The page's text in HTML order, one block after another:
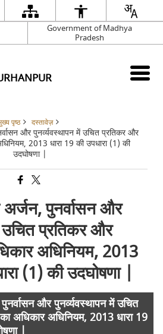
Government of Madhya
Pradesh
पृष्ठ दस्तावेज़
और पुनर्व्यवस्थापन में उचित प्रतिकर और
2013 धारा 19 की उपधारा (1) की
उदघोषणा |
अर्जन, पुनर्वासन और
उचित प्रतिकर और
अधिनियम, 2013
(1) की उदघोषणा |
और पुनर्व्यवस्थापन में उचित
अधिकार अधिनियम, 2013 धारा 19